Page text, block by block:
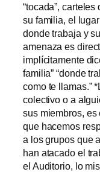
“tocada”,
su familia, el lugar
donde trabaja y
amenaza es
implícitamente
familia” “donde
como te llamas.”
colectivo o a
sus miembros,
que hacemos
a los grupos que
han atacado el
el Auditorio, lo